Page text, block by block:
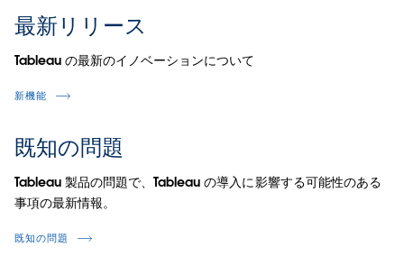
最新リリース
Tableau の最新のイノベーションについて
新機能
既知の問題
Tableau 製品の問題で、Tableau の導入に影響する可能性のある
事項の最新情報。
既知の問題